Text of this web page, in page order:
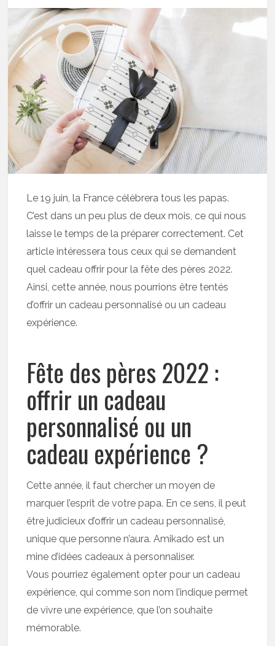
Le 19 juin, la France célèbrera tous les papas.
C’est dans un peu plus de deux mois, ce qui nous
laisse le temps de la préparer correctement. Cet
article intéressera tous ceux qui se demandent
quel cadeau offrir pour la fête des pères 2022.
Ainsi, cette année, nous pourrions être tentés
d’offrir un cadeau personnalisé ou un cadeau
expérience.
Fête des pères 2022 :
offrir un cadeau
personnalisé ou un
cadeau expérience ?
Cette année, il faut chercher un moyen de
marquer l’esprit de votre papa. En ce sens, il peut
être judicieux d’offrir un cadeau personnalisé,
unique que personne n’aura. Amikado est un
mine d’idées cadeaux à personnaliser.
Vous pourriez également opter pour un cadeau
expérience, qui comme son nom l’indique permet
de vivre une expérience, que l’on souhaite
mémorable.